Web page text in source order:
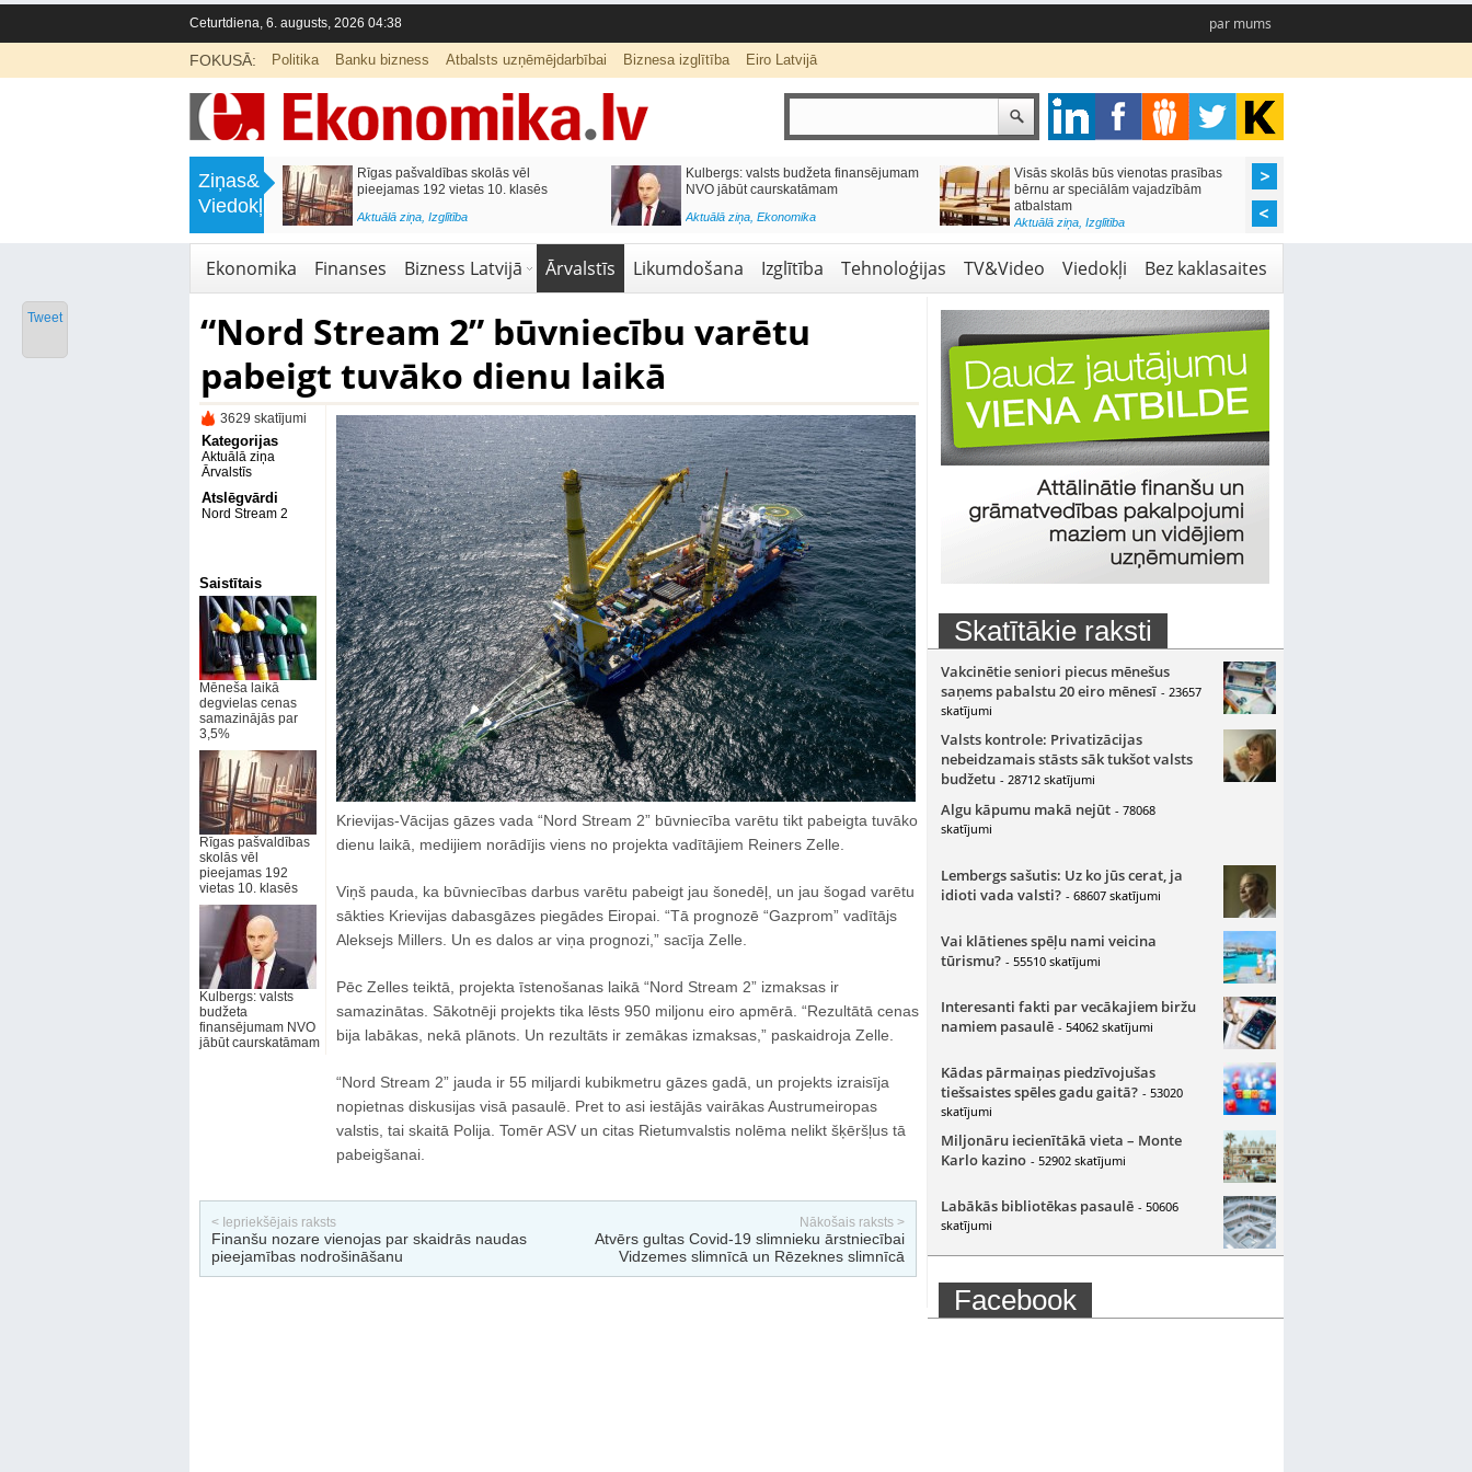
Ceturtdiena, 6. augusts, 2026 04:38 par mums
FOKUSĀ: Politika Banku bizness Atbalsts uzņēmējdarbībai Biznesa izglītība Eiro Latvijā
Ziņas&
Viedokļi
Mēneša laikā degvielas cenas
Rīgas pašvaldības skolās vēl
pieejamas 192 vietas 10. klasēs
Aktuālā ziņa, Izglītība
Kulbergs: valsts budžeta finansējumam
NVO jābūt caurskatāmam
Aktuālā ziņa, Ekonomika
Visās skolās būs vienotas prasības
bērnu ar speciālām vajadzībām
atbalstam
Aktuālā ziņa, Izglītība
Ekonomika Finanses Bizness Latvijā Ārvalstīs Likumdošana Izglītība Tehnoloģijas TV&Video Viedokļi Bez kaklasaites
“Nord Stream 2” būvniecību varētu
pabeigt tuvāko dienu laikā
3629 skatījumi
Kategorijas
Aktuālā ziņa
Ārvalstīs
Atslēgvārdi
Nord Stream 2
Saistītais
Mēneša laikā
degvielas cenas
samazinājās par
3,5%
Rīgas pašvaldības
skolās vēl
pieejamas 192
vietas 10. klasēs
Kulbergs: valsts
budžeta
finansējumam NVO
jābūt caurskatāmam
Krievijas-Vācijas gāzes vada “Nord Stream 2” būvniecība varētu tikt pabeigta tuvāko
dienu laikā, medijiem norādījis viens no projekta vadītājiem Reiners Zelle.
Viņš pauda, ka būvniecības darbus varētu pabeigt jau šonedēļ, un jau šogad varētu
sākties Krievijas dabasgāzes piegādes Eiropai. “Tā prognozē “Gazprom” vadītājs
Aleksejs Millers. Un es dalos ar viņa prognozi,” sacīja Zelle.
Pēc Zelles teiktā, projekta īstenošanas laikā “Nord Stream 2” izmaksas ir
samazinātas. Sākotnēji projekts tika lēsts 950 miljonu eiro apmērā. “Rezultātā cenas
bija labākas, nekā plānots. Un rezultāts ir zemākas izmaksas,” paskaidroja Zelle.
“Nord Stream 2” jauda ir 55 miljardi kubikmetru gāzes gadā, un projekts izraisīja
nopietnas diskusijas visā pasaulē. Pret to asi iestājās vairākas Austrumeiropas
valstis, tai skaitā Polija. Tomēr ASV un citas Rietumvalstis nolēma nelikt šķēršļus tā
pabeigšanai.
< Iepriekšējais raksts
Finanšu nozare vienojas par skaidrās naudas
pieejamības nodrošināšanu
Nākošais raksts >
Atvērs gultas Covid-19 slimnieku ārstniecībai
Vidzemes slimnīcā un Rēzeknes slimnīcā
Skatītākie raksti
Vakcinētie seniori piecus mēnešus
saņems pabalstu 20 eiro mēnesī - 23657
skatījumi
Valsts kontrole: Privatizācijas
nebeidzamais stāsts sāk tukšot valsts
budžetu - 28712 skatījumi
Algu kāpumu makā nejūt - 78068
skatījumi
Lembergs sašutis: Uz ko jūs cerat, ja
idioti vada valsti? - 68607 skatījumi
Vai klātienes spēļu nami veicina
tūrismu? - 55510 skatījumi
Interesanti fakti par vecākajiem biržu
namiem pasaulē - 54062 skatījumi
Kādas pārmaiņas piedzīvojušas
tiešsaistes spēles gadu gaitā? - 53020
skatījumi
Miljonāru iecienītākā vieta – Monte
Karlo kazino - 52902 skatījumi
Labākās bibliotēkas pasaulē - 50606
skatījumi
Facebook
Tweet